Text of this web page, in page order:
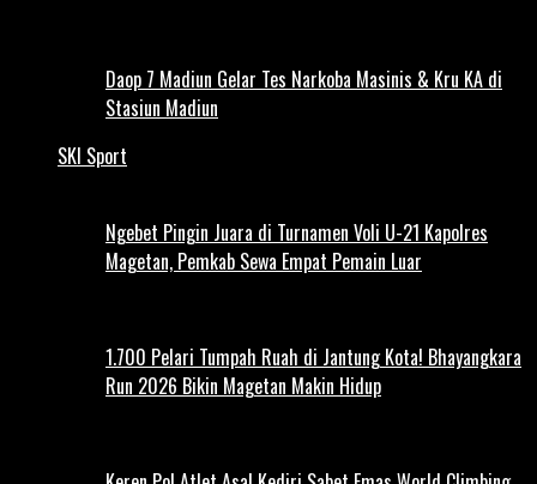
Daop 7 Madiun Gelar Tes Narkoba Masinis & Kru KA di
Stasiun Madiun
SKI Sport
Ngebet Pingin Juara di Turnamen Voli U-21 Kapolres
Magetan, Pemkab Sewa Empat Pemain Luar
1.700 Pelari Tumpah Ruah di Jantung Kota! Bhayangkara
Run 2026 Bikin Magetan Makin Hidup